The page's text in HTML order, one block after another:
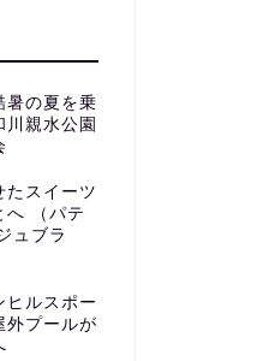
暑の夏を乗
川親水公園
たスイーツ
へ （パテ
ュブラ
ヒルスポー
外プールが